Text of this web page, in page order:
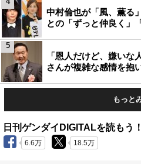
中村倫也が「風、薫る
との「ずっと仲良く」
「恩人だけど、嫌い
さんが複雑な感情を抱
5
もっと
日刊ゲンダイDIGITALを読もう！
6.6万 18.5万